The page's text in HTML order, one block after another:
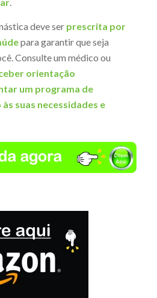
deve ser prescrita por
para garantir que seja
Consulte um médico ou
orientação
um programa de
suas necessidades e